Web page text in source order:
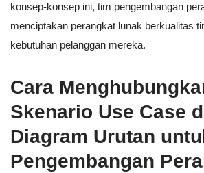
konsep-konsep ini, tim pengembangan
menciptakan perangkat lunak berkualitas
kebutuhan pelanggan mereka.
Cara
Skenario Use Case
Diagram Urutan
Pengembangan